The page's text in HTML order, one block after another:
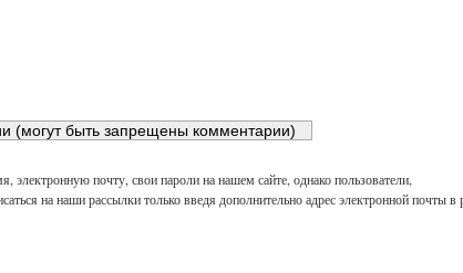
электронную почту, свои пароли на нашем сайте, однако пользователи,
на наши рассылки только введя дополнительно адрес электронной почты в